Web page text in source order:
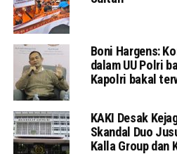
Boni Hargens:
dalam UU Polri
Kapolri bakal
KAKI Desak
Skandal Duo
Kalla Group dan